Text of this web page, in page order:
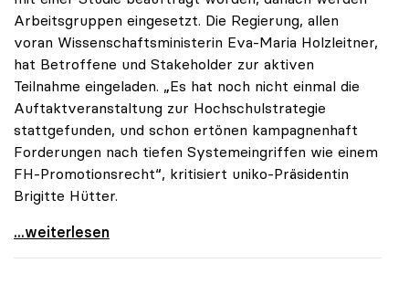
Arbeitsgruppen eingesetzt. Die Regierung, allen
voran Wissenschaftsministerin Eva-Maria Holzleitner,
hat Betroffene und Stakeholder zur aktiven
Teilnahme eingeladen. „Es hat noch nicht einmal die
Auftaktveranstaltung zur Hochschulstrategie
stattgefunden, und schon ertönen kampagnenhaft
Forderungen nach tiefen Systemeingriffen wie einem
FH-Promotionsrecht“, kritisiert uniko-Präsidentin
Brigitte Hütter.
„Deplatzierte Kampagne“: uniko irritiert über
...weiterlesen